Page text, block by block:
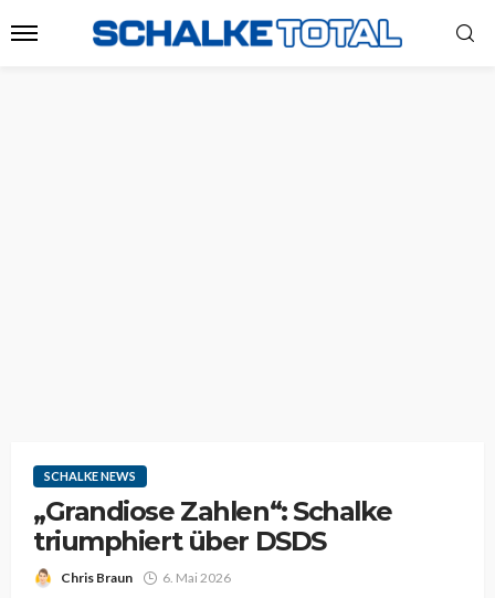
SCHALKE NEWS
„Grandiose Zahlen“: Schalke
triumphiert über DSDS
Chris Braun 6. Mai 2026